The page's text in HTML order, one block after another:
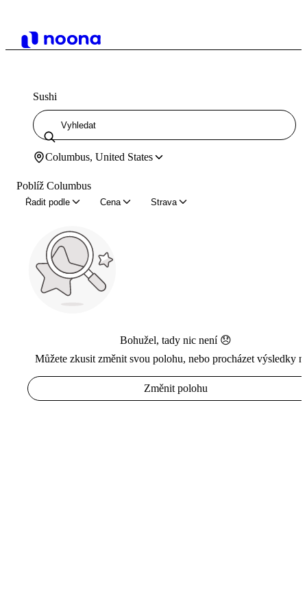
Sushi
Columbus, United States
Poblíž Columbus
Řadit podle Cena Strava
Bohužel, tady nic není 😞
Můžete zkusit změnit svou polohu, nebo procházet výsledky
Změnit polohu